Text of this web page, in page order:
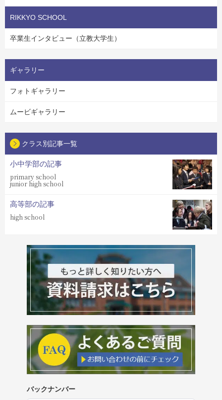
RIKKYO SCHOOL
卒業生インタビュー（立教大学生）
ギャラリー
フォトギャラリー
ムービギャラリー
クラス別記事一覧
小中学部の記事
primary school
junior high school
高等部の記事
high school
バックナンバー